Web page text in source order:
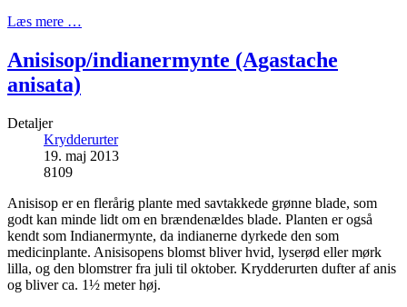
Læs mere …
Anisisop/indianermynte (Agastache
anisata)
Detaljer
Krydderurter
19. maj 2013
8109
Anisisop er en flerårig plante med savtakkede grønne blade, som
godt kan minde lidt om en brændenældes blade. Planten er også
kendt som Indianermynte, da indianerne dyrkede den som
medicinplante. Anisisopens blomst bliver hvid, lyserød eller mørk
lilla, og den blomstrer fra juli til oktober. Krydderurten dufter af anis
og bliver ca. 1½ meter høj.